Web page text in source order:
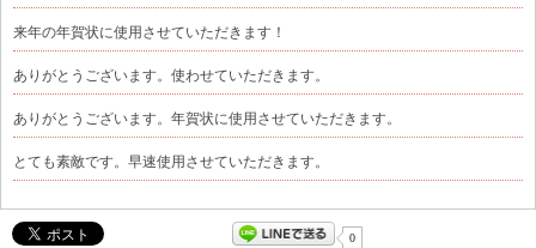
来年の年賀状に使用させていただきます！
ありがとうございます。使わせていただきます。
ありがとうございます。年賀状に使用させていただきます。
とても素敵です。早速使用させていただきます。
0